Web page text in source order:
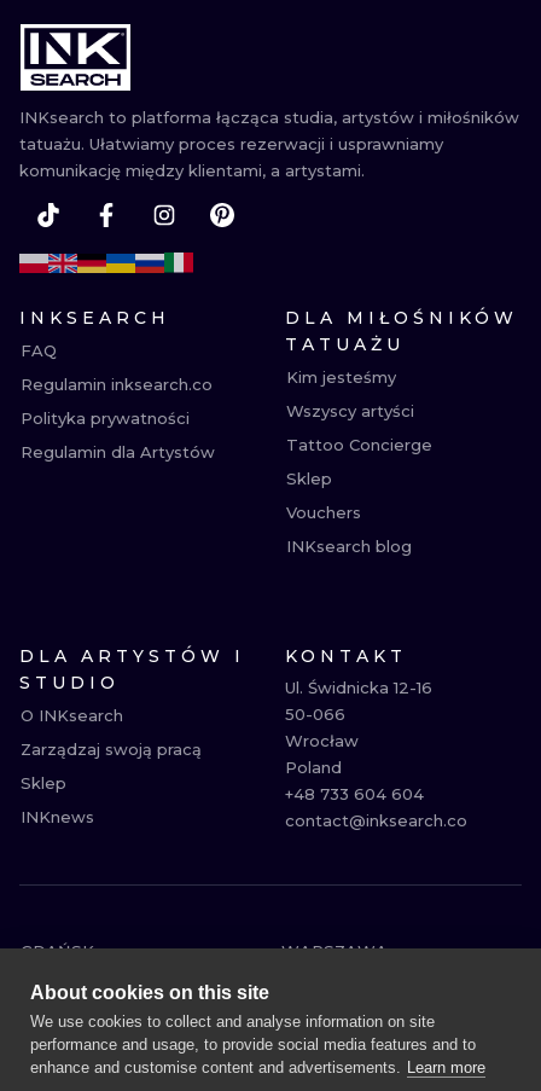
INKsearch to platforma łącząca studia, artystów i miłośników
tatuażu. Ułatwiamy proces rezerwacji i usprawniamy
komunikację między klientami, a artystami.
INKSEARCH
FAQ
Regulamin inksearch.co
Polityka prywatności
Regulamin dla Artystów
DLA MIŁOŚNIKÓW
TATUAŻU
Kim jesteśmy
Wszyscy artyści
Tattoo Concierge
Sklep
Vouchers
INKsearch blog
DLA ARTYSTÓW I
STUDIO
O INKsearch
Zarządzaj swoją pracą
Sklep
INKnews
KONTAKT
Ul. Świdnicka 12-16
50-066
Wrocław
Poland
+48 733 604 604
contact@inksearch.co
GDAŃSK
WARSZAWA
POZNAŃ
KATOWICE
WROCŁAW
ŁÓDŹ
BERLIN
About cookies on this site
We use cookies to collect and analyse information on site
performance and usage, to provide social media features and to
enhance and customise content and advertisements. Learn more